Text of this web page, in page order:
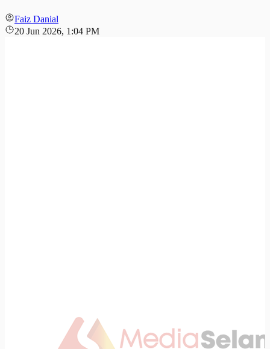
Faiz Danial
20 Jun 2026, 1:04 PM